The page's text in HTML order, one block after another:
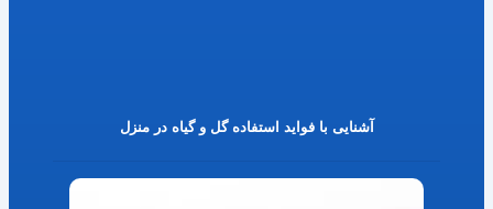
آشنایی با فواید استفاده گل و گیاه در منزل